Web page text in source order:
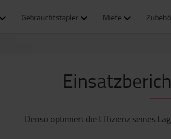
Gebrauchtstapler Miete
Denso optimiert die Effizienz seines